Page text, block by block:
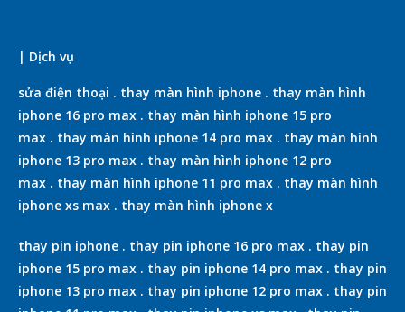
| Dịch vụ
sửa điện thoại . thay màn hình iphone . thay màn hình
iphone 16 pro max . thay màn hình iphone 15 pro
max . thay màn hình iphone 14 pro max . thay màn hình
iphone 13 pro max . thay màn hình iphone 12 pro
max . thay màn hình iphone 11 pro max . thay màn hình
iphone xs max . thay màn hình iphone x
thay pin iphone . thay pin iphone 16 pro max . thay pin
iphone 15 pro max . thay pin iphone 14 pro max . thay pin
iphone 13 pro max . thay pin iphone 12 pro max . thay pin